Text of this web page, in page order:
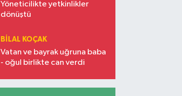
Yöneticilikte yetkinlikler
dönüştü
BILAL KOÇAK
Vatan ve bayrak uğruna baba
- oğul birlikte can verdi